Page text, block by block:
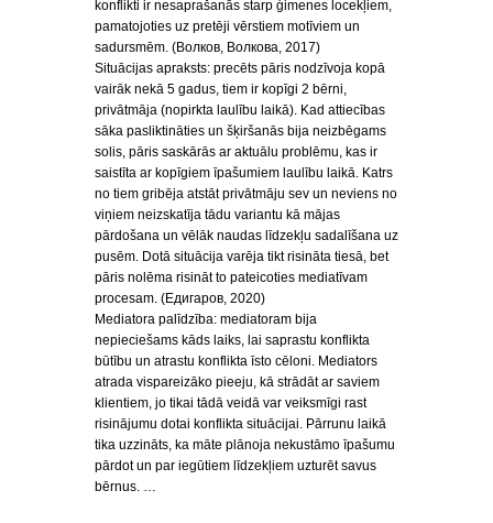
konflikti ir nesaprašanās starp ģimenes locekļiem,
pamatojoties uz pretēji vērstiem motīviem un
sadursmēm. (Волков, Волковa, 2017)
Situācijas apraksts: precēts pāris nodzīvoja kopā
vairāk nekā 5 gadus, tiem ir kopīgi 2 bērni,
privātmāja (nopirkta laulību laikā). Kad attiecības
sāka pasliktināties un šķiršanās bija neizbēgams
solis, pāris saskārās ar aktuālu problēmu, kas ir
saistīta ar kopīgiem īpašumiem laulību laikā. Katrs
no tiem gribēja atstāt privātmāju sev un neviens no
viņiem neizskatīja tādu variantu kā mājas
pārdošana un vēlāk naudas līdzekļu sadalīšana uz
pusēm. Dotā situācija varēja tikt risināta tiesā, bet
pāris nolēma risināt to pateicoties mediatīvam
procesam. (Едигаров, 2020)
Mediatora palīdzība: mediatoram bija
nepieciešams kāds laiks, lai saprastu konflikta
būtību un atrastu konflikta īsto cēloni. Mediators
atrada vispareizāko pieeju, kā strādāt ar saviem
klientiem, jo tikai tādā veidā var veiksmīgi rast
risinājumu dotai konflikta situācijai. Pārrunu laikā
tika uzzināts, ka māte plānoja nekustāmo īpašumu
pārdot un par iegūtiem līdzekļiem uzturēt savus
bērnus. …